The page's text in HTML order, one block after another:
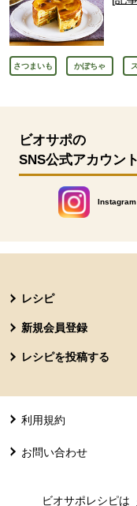
さつまいも かぼちゃ
ビオサポの
SNS公式アカウント
Instagram
別のウィ
レシピ
新規会員登録
レシピを投稿する
利用規約
お問い合わせ
ビオサポレシピは